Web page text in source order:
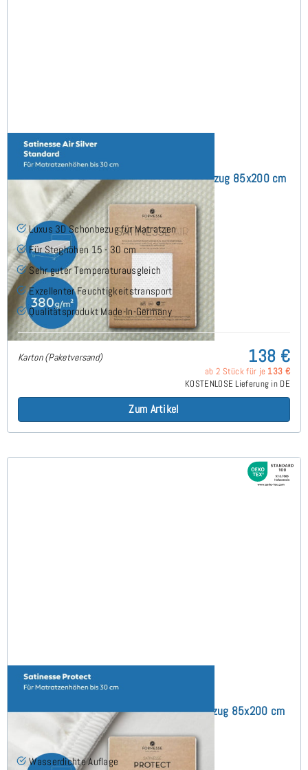
Satinesse Air Silver (bis 30cm) Schonbezug 85x200 cm
(10)
Luxus 3D Schonbezug für Matratzen
Für Steghöhen 15 - 30 cm
Sehr guter Temperaturausgleich
Exzellenter Feuchtigkeitstransport
Qualitätsprodukt Made-In-Germany
Karton (Paketversand) 138 €
ab 2 Stück für je 133 €
KOSTENLOSE Lieferung in DE
Zum Artikel
Satinesse Protect (bis 30 cm) Schonbezug 85x200 cm
Wasserdichte Auflage